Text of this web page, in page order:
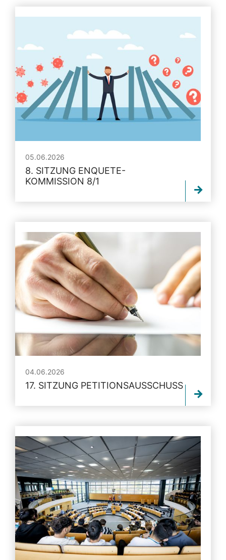
05.06.2026
8. SITZUNG ENQUETE-
KOMMISSION 8/1
04.06.2026
17. SITZUNG PETITIONSAUSSCHUSS